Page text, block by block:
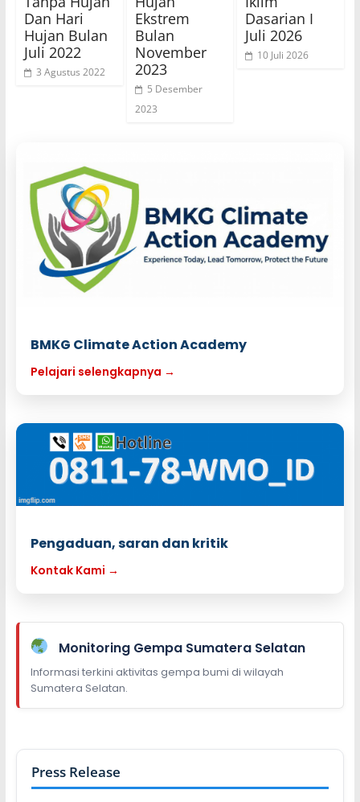
Dan Hari
Hujan Bulan
Juli 2022
3 Agustus 2022
Ekstrem
Bulan
November
2023
5 Desember
2023
Dasarian I
Juli 2026
10 Juli 2026
BMKG Climate Action Academy
Pelajari selengkapnya →
Pengaduan, saran dan kritik
Kontak Kami →
Monitoring Gempa Sumatera Selatan
Informasi terkini aktivitas gempa bumi di wilayah
Sumatera Selatan.
Press Release